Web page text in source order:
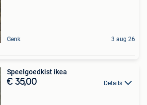
Genk 3 aug 26
Speelgoedkist ikea
€ 35,00 Details